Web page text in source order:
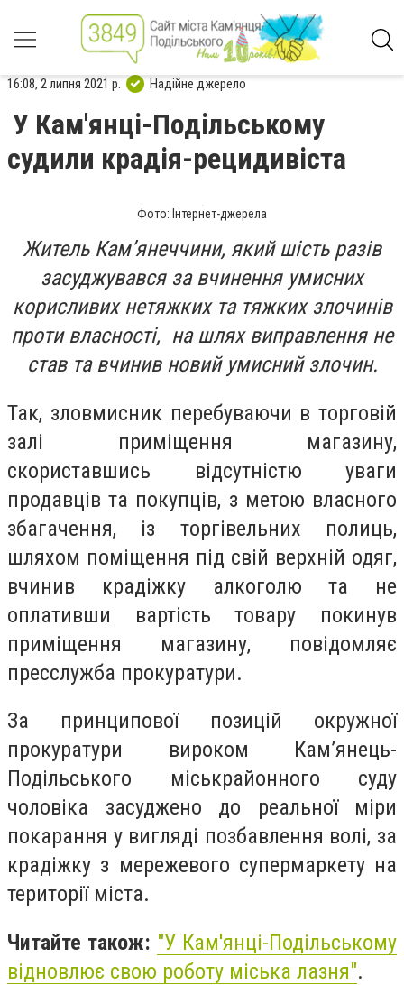
16:08, 2 липня 2021 р. Надійне джерело
У Кам'янці-Подільському
судили крадія-рецидивіста
Фото: Інтернет-джерела
Житель Кам’янеччини, який шість разів
засуджувався за вчинення умисних
корисливих нетяжких та тяжких злочинів
проти власності, на шлях виправлення не
став та вчинив новий умисний злочин.
Так, зловмисник перебуваючи в торговій
залі приміщення магазину,
скориставшись відсутністю уваги
продавців та покупців, з метою власного
збагачення, із торгівельних полиць,
шляхом поміщення під свій верхній одяг,
вчинив крадіжку алкоголю та не
оплативши вартість товару покинув
приміщення магазину, повідомляє
пресслужба прокуратури.
За принципової позицій окружної
прокуратури вироком Кам’янець-
Подільського міськрайонного суду
чоловіка засуджено до реальної міри
покарання у вигляді позбавлення волі, за
крадіжку з мережевого супермаркету на
території міста.
Читайте також: "У Кам'янці-Подільському
відновлює свою роботу міська лазня".